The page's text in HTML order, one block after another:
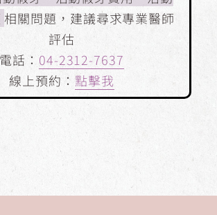
相關問題，建議尋求專業醫師
評估
電話：04-2312-7637
線上預約： 點擊我